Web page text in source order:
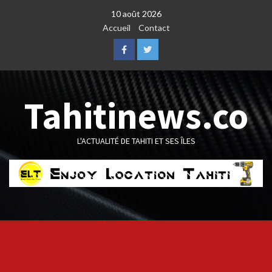
10 août 2026
Accueil
Contact
FacebookTwitter
Tahitinews.co
L'ACTUALITÉ DE TAHITI ET SES ÎLES